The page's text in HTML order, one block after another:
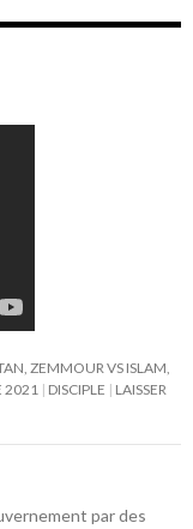
ZEMMOUR VS ISLAM,
2021 DISCIPLE
LAISSER
par des